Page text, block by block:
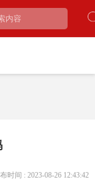
时间 : 2023-08-26 12:43:42